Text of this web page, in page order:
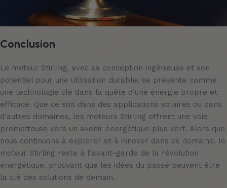
Conclusion
Le moteur Stirling, avec sa conception ingénieuse et son
potentiel pour une utilisation durable, se présente comme
une technologie clé dans la quête d’une énergie propre et
efficace. Que ce soit dans des applications solaires ou dans
d’autres domaines, les moteurs Stirling offrent une voie
prometteuse vers un avenir énergétique plus vert. Alors que
nous continuons à explorer et à innover dans ce domaine, le
moteur Stirling reste à l’avant-garde de la révolution
énergétique, prouvant que les idées du passé peuvent être
la clé des solutions de demain.